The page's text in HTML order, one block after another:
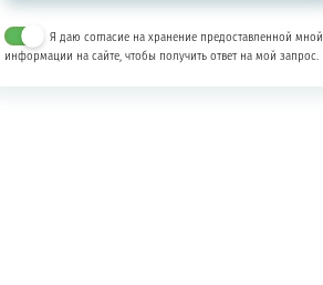
Я даю согласие на хранение предоставленной мной
информации на сайте, чтобы получить ответ на мой запрос.